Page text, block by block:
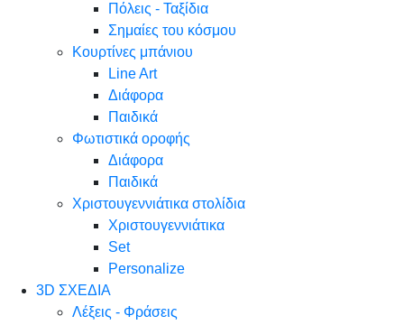
Πόλεις - Ταξίδια
Σημαίες του κόσμου
Κουρτίνες μπάνιου
Line Art
Διάφορα
Παιδικά
Φωτιστικά οροφής
Διάφορα
Παιδικά
Χριστουγεννιάτικα στολίδια
Χριστουγεννιάτικα
Set
Personalize
3D ΣΧΕΔΙΑ
Λέξεις - Φράσεις